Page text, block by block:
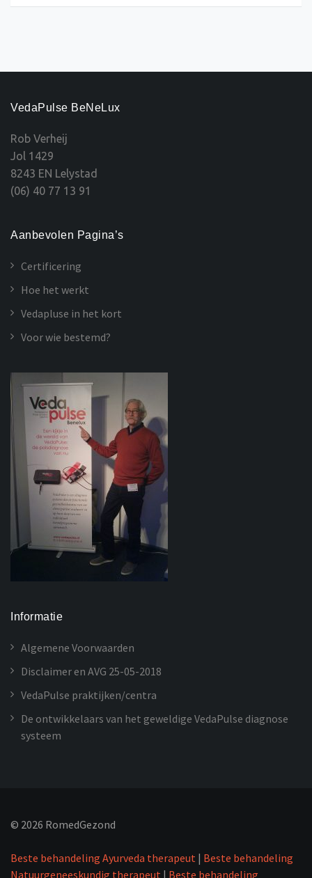
VedaPulse BeNeLux
Rob Verheij
Jol 1429
8243 EN Lelystad
(06) 40 77 13 91
Aanbevolen Pagina’s
Certificering
Hoe het werkt
Vedapluse in het kort
Voor wie bestemd?
Informatie
Algemene Voorwaarden
Disclaimer en AVG 25-05-2018
VedaPulse praktijken/centra
De ontwikkelaars van het geweldige VedaPulse diagnose
systeem
© 2026 RomedGezond
Beste behandeling Ayurveda therapeut | Beste behandeling
Natuurgeneeskundig therapeut | Beste behandeling